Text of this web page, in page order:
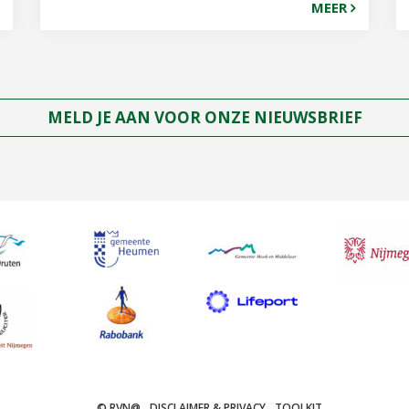
MEER
MELD JE AAN VOOR ONZE NIEUWSBRIEF